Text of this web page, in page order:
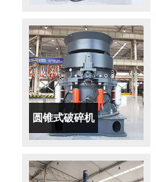
圆锥式破碎机